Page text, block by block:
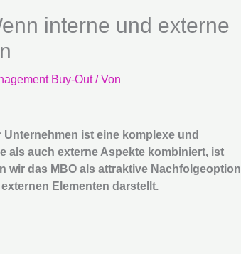
interne und externe
Buy-Out/ Von
ist eine komplexe und
als auch externe Aspekte kombiniert, ist
wir das MBO als attraktive Nachfolgeoption
Elementen darstellt.